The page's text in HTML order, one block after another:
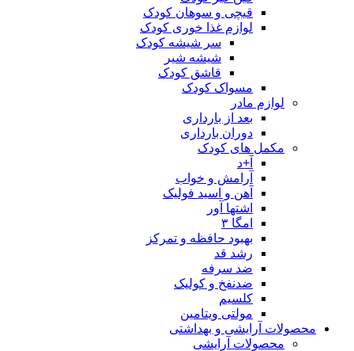
قیچی و سوهان کودک
لوازم غذا خوری کودک
سر شیشه کودک
شیشه شیر
قاشق کودک
مسواک کودک
لوازم مادر
بعد از بارداری
دوران بارداری
مکمل های کودک
آ+د
آرامش و خواب
آهن و اسید فولیک
اشتها آور
امگا ۳
بهبود حافظه و تمرکز
رشد قد
ضد سرفه
ضدنفخ و کولیک
کلسیم
مولتی ویتامین
محصولات آرایشی و بهداشتی
محصولات آرایشی